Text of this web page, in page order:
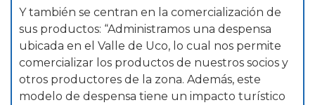
Y también se centran en la comercialización de
sus productos: “Administramos una despensa
ubicada en el Valle de Uco, lo cual nos permite
comercializar los productos de nuestros socios y
otros productores de la zona. Además, este
modelo de despensa tiene un impacto turístico